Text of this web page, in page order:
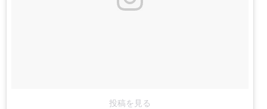
投稿を見る